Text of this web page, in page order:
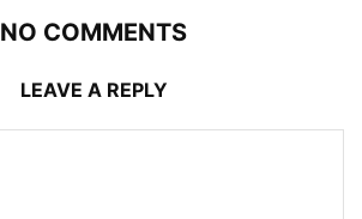
NO COMMENTS
LEAVE A REPLY